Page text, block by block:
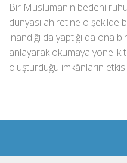
Bir Müslümanın bedeni
dünyası ahiretine o şekilde
inandığı da yaptığı da ona
anlayarak okumaya yönelik
oluşturduğu imkânların